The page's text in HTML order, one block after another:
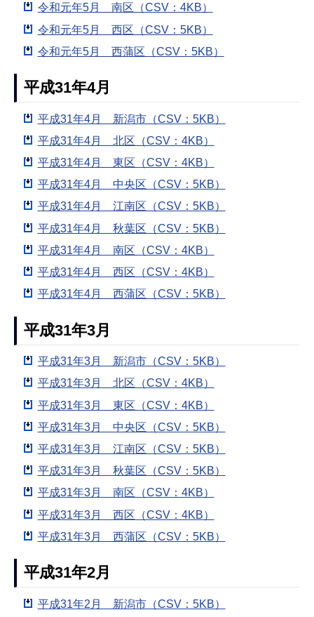
令和元年5月 南区（CSV：4KB）
令和元年5月 西区（CSV：5KB）
令和元年5月 西蒲区（CSV：5KB）
平成31年4月
平成31年4月 新潟市（CSV：5KB）
平成31年4月 北区（CSV：4KB）
平成31年4月 東区（CSV：4KB）
平成31年4月 中央区（CSV：5KB）
平成31年4月 江南区（CSV：5KB）
平成31年4月 秋葉区（CSV：5KB）
平成31年4月 南区（CSV：4KB）
平成31年4月 西区（CSV：4KB）
平成31年4月 西蒲区（CSV：5KB）
平成31年3月
平成31年3月 新潟市（CSV：5KB）
平成31年3月 北区（CSV：4KB）
平成31年3月 東区（CSV：4KB）
平成31年3月 中央区（CSV：5KB）
平成31年3月 江南区（CSV：5KB）
平成31年3月 秋葉区（CSV：5KB）
平成31年3月 南区（CSV：4KB）
平成31年3月 西区（CSV：4KB）
平成31年3月 西蒲区（CSV：5KB）
平成31年2月
平成31年2月 新潟市（CSV：5KB）